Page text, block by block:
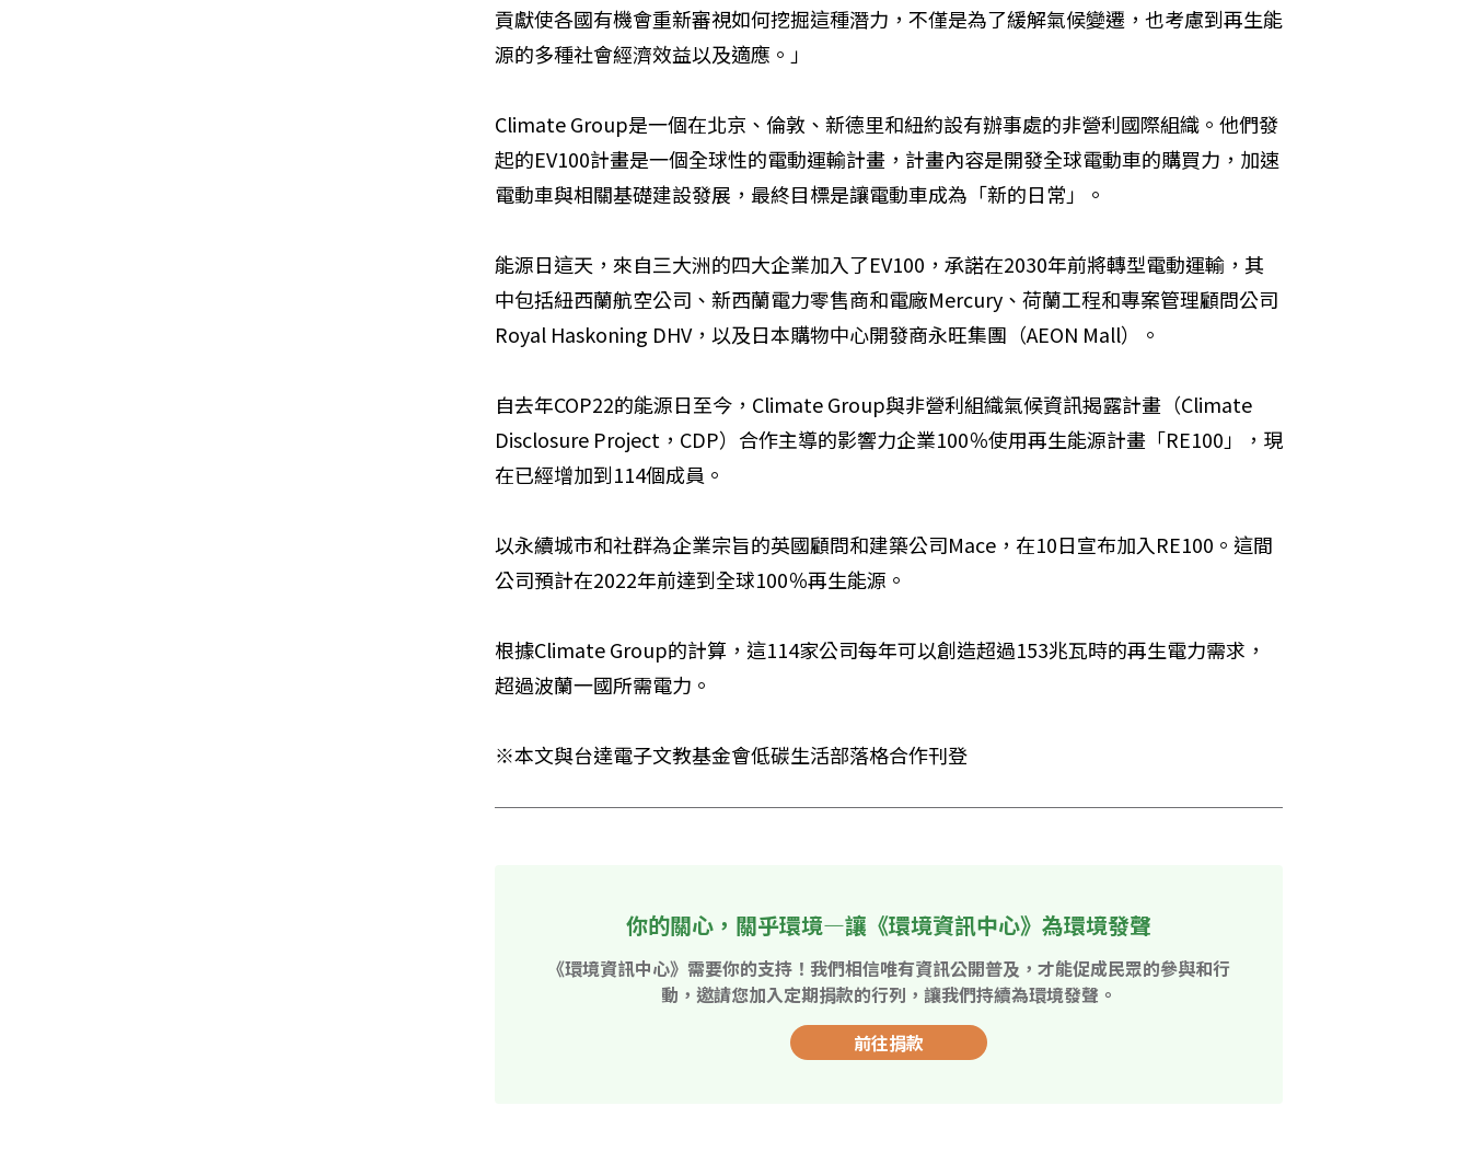
貢獻使各國有機會重新審視如何挖掘這種潛力，不僅是為了緩解氣候變遷，也考慮到再生能
源的多種社會經濟效益以及適應。」
Climate Group是一個在北京、倫敦、新德里和紐約設有辦事處的非營利國際組織。他們發
起的EV100計畫是一個全球性的電動運輸計畫，計畫內容是開發全球電動車的購買力，加速
電動車與相關基礎建設發展，最終目標是讓電動車成為「新的日常」。
能源日這天，來自三大洲的四大企業加入了EV100，承諾在2030年前將轉型電動運輸，其
中包括紐西蘭航空公司、新西蘭電力零售商和電廠Mercury、荷蘭工程和專案管理顧問公司
Royal Haskoning DHV，以及日本購物中心開發商永旺集團（AEON Mall）。
自去年COP22的能源日至今，Climate Group與非營利組織氣候資訊揭露計畫（Climate
Disclosure Project，CDP）合作主導的影響力企業100％使用再生能源計畫「RE100」，現
在已經增加到114個成員。
以永續城市和社群為企業宗旨的英國顧問和建築公司Mace，在10日宣布加入RE100。這間
公司預計在2022年前達到全球100％再生能源。
根據Climate Group的計算，這114家公司每年可以創造超過153兆瓦時的再生電力需求，
超過波蘭一國所需電力。
※本文與台達電子文教基金會低碳生活部落格合作刊登
你的關心，關乎環境—讓《環境資訊中心》為環境發聲
《環境資訊中心》需要你的支持！我們相信唯有資訊公開普及，才能促成民眾的參與和行
動，邀請您加入定期捐款的行列，讓我們持續為環境發聲。
前往捐款